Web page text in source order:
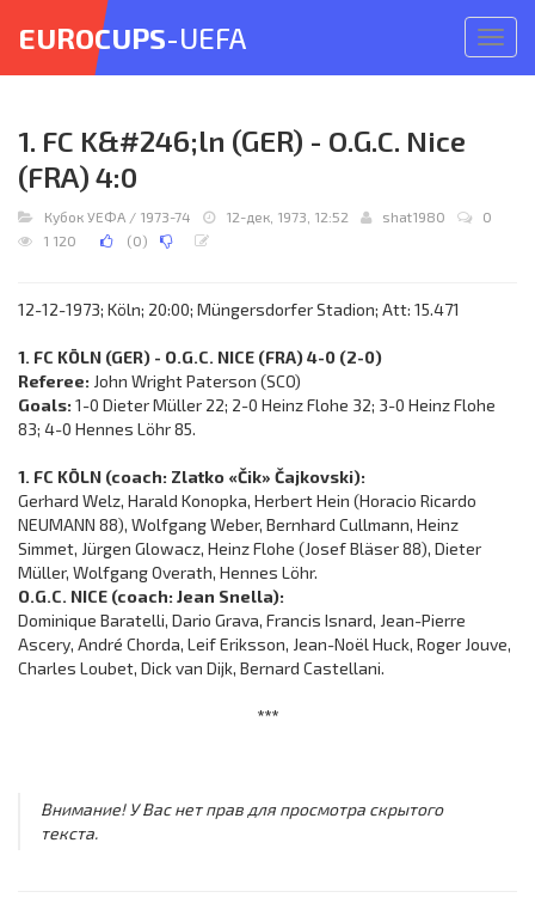
меню
EUROCUPS-UEFA
1. FC K&#246;ln (GER) - O.G.C. Nice
(FRA) 4:0
Кубок УЕФА / 1973-74 12-дек, 1973, 12:52 shat1980
0
1 120
(0)
12-12-1973; Köln; 20:00; Müngersdorfer Stadion; Att: 15.471
1. FC KÖLN (GER) - O.G.C. NICE (FRA) 4-0 (2-0)
Referee: John Wright Paterson (SCO)
Goals: 1-0 Dieter Müller 22; 2-0 Heinz Flohe 32; 3-0 Heinz Flohe
83; 4-0 Hennes Löhr 85.
1. FC KÖLN (coach: Zlatko «Čik» Čajkovski):
Gerhard Welz, Harald Konopka, Herbert Hein (Horacio Ricardo
NEUMANN 88), Wolfgang Weber, Bernhard Cullmann, Heinz
Simmet, Jürgen Glowacz, Heinz Flohe (Josef Bläser 88), Dieter
Müller, Wolfgang Overath, Hennes Löhr.
O.G.C. NICE (coach: Jean Snella):
Dominique Baratelli, Dario Grava, Francis Isnard, Jean-Pierre
Ascery, André Chorda, Leif Eriksson, Jean-Noёl Huck, Roger Jouve,
Charles Loubet, Dick van Dijk, Bernard Castellani.
***
Внимание! У Вас нет прав для просмотра скрытого
текста.